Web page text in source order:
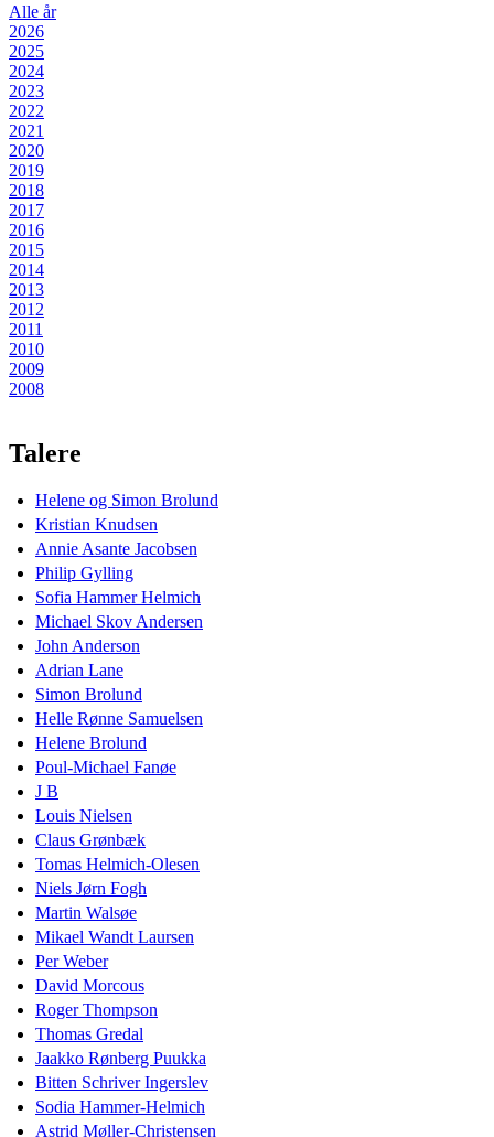
Alle år
2026
2025
2024
2023
2022
2021
2020
2019
2018
2017
2016
2015
2014
2013
2012
2011
2010
2009
2008
Talere
Helene og Simon Brolund
Kristian Knudsen
Annie Asante Jacobsen
Philip Gylling
Sofia Hammer Helmich
Michael Skov Andersen
John Anderson
Adrian Lane
Simon Brolund
Helle Rønne Samuelsen
Helene Brolund
Poul-Michael Fanøe
J B
Louis Nielsen
Claus Grønbæk
Tomas Helmich-Olesen
Niels Jørn Fogh
Martin Walsøe
Mikael Wandt Laursen
Per Weber
David Morcous
Roger Thompson
Thomas Gredal
Jaakko Rønberg Puukka
Bitten Schriver Ingerslev
Sodia Hammer-Helmich
Astrid Møller-Christensen